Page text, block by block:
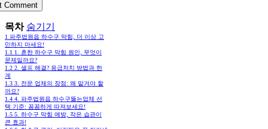
목차 숨기기
1 파주법원읍 하수구 막힘, 더 이상 고
민하지 마세요!
1.1 1. 흔한 하수구 막힘 원인, 무엇이
문제일까요?
1.2 2. 셀프 해결? 응급처치 방법과 한
계
1.3 3. 전문 업체의 장점: 왜 맡겨야 할
까요?
1.4 4. 파주법원읍 하수구뚫는업체 선
택 기준: 꼼꼼하게 따져보세요!
1.5 5. 하수구 막힘 예방, 작은 습관이
큰 효과!